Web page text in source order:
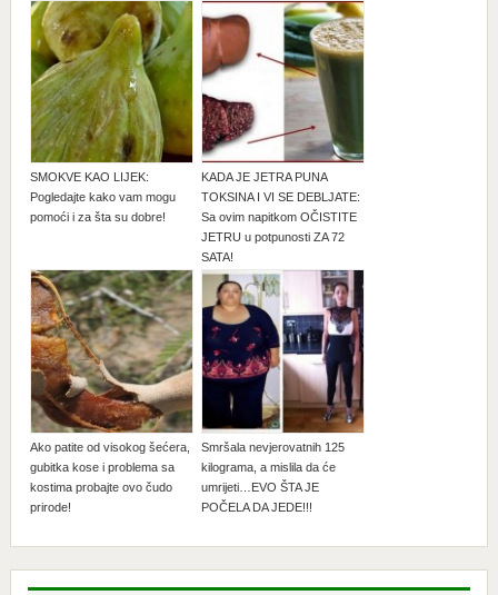
SMOKVE KAO LIJEK:
Pogledajte kako vam mogu
pomoći i za šta su dobre!
KADA JE JETRA PUNA
TOKSINA I VI SE DEBLJATE:
Sa ovim napitkom OČISTITE
JETRU u potpunosti ZA 72
SATA!
Ako patite od visokog šećera,
gubitka kose i problema sa
kostima probajte ovo čudo
prirode!
Smršala nevjerovatnih 125
kilograma, a mislila da će
umrijeti…EVO ŠTA JE
POČELA DA JEDE!!!